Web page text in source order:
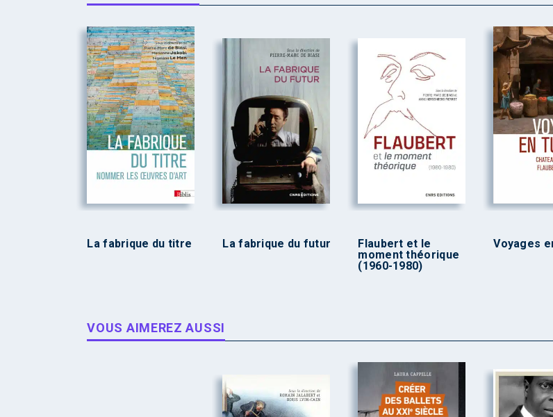
La fabrique du titre La fabrique du futur
Flaubert et le
moment théorique
(1960-1980)
Voyages
VOUS AIMEREZ AUSSI